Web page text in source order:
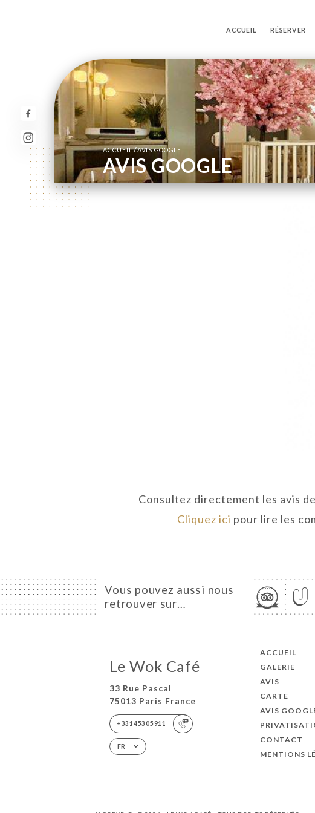
ACCUEIL RÉSERVER
ACCUEIL/AVIS GOOGLE
AVIS GOOGLE
Consultez directement les avis
Cliquez ici pour lire les
Vous pouvez aussi nous
retrouver sur…
Le Wok Café
33 Rue Pascal
75013 Paris France
+33145305911
FR
ACCUEIL
GALERIE
AVIS
CARTE
AVIS
CONTACT
MENTIONS